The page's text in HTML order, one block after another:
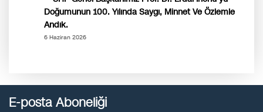
Doğumunun 100. Yılında Saygı, Minnet Ve Özlemle
Andık.
6 Haziran 2026
E-posta Aboneliği